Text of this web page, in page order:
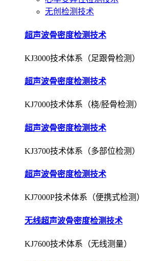
无创检测技术
超声波骨密度检测技术
KJ3000技术体系（足跟骨检测）
超声波骨密度检测技术
KJ7000技术体系（桡/胫骨检测）
超声波骨密度检测技术
KJ3700技术体系（多部位检测）
超声波骨密度检测技术
KJ7000P技术体系（便携式检测）
无线超声波骨密度检测技术
KJ7600技术体系（无线测量）